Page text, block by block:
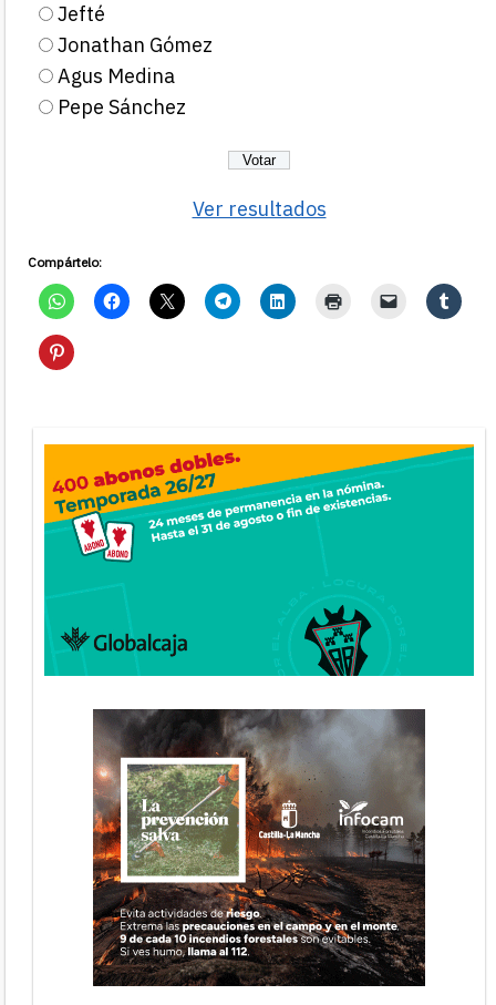
Jefté
Jonathan Gómez
Agus Medina
Pepe Sánchez
Ver resultados
Compártelo: